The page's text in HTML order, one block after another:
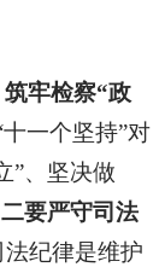
牢检察“政
一个坚持”对
”、坚决做
二要严守司法
法纪律是维护